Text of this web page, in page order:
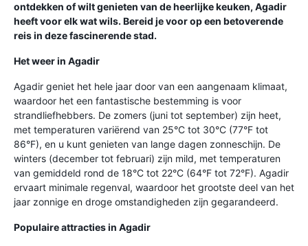
ontdekken of wilt genieten van de heerlijke keuken, Agadir
heeft voor elk wat wils. Bereid je voor op een betoverende
reis in deze fascinerende stad.
Het weer in Agadir
Agadir geniet het hele jaar door van een aangenaam klimaat,
waardoor het een fantastische bestemming is voor
strandliefhebbers. De zomers (juni tot september) zijn heet,
met temperaturen variërend van 25°C tot 30°C (77°F tot
86°F), en u kunt genieten van lange dagen zonneschijn. De
winters (december tot februari) zijn mild, met temperaturen
van gemiddeld rond de 18°C tot 22°C (64°F tot 72°F). Agadir
ervaart minimale regenval, waardoor het grootste deel van het
jaar zonnige en droge omstandigheden zijn gegarandeerd.
Populaire attracties in Agadir